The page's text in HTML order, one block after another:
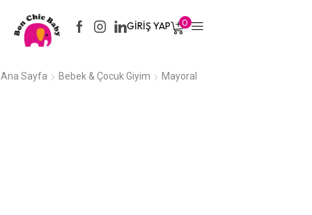
GIRIŞ YAP 0
Ana Sayfa Bebek & Çocuk Giyim Mayoral